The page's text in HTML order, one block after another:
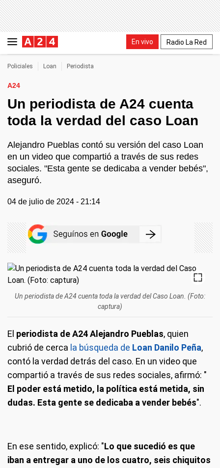
En vivo Radio La Red
Policiales Loan Periodista
A24
Un periodista de A24 cuenta
toda la verdad del caso Loan
Alejandro Pueblas contó su versión del caso Loan
en un video que compartió a través de sus redes
sociales. "Esta gente se dedicaba a vender bebés",
aseguró.
04 de julio de 2024 - 21:14
Un periodista de A24 cuenta toda la verdad del Caso Loan. (Foto:
captura)
El periodista de A24 Alejandro Pueblas, quien
cubrió de cerca la búsqueda de Loan Danilo Peña,
contó la verdad detrás del caso. En un video que
compartió a través de sus redes sociales, afirmó: "
El poder está metido, la política está metida, sin
dudas. Esta gente se dedicaba a vender bebés".
En ese sentido, explicó: "Lo que sucedió es que
iban a entregar a uno de los cuatro, seis chiquitos